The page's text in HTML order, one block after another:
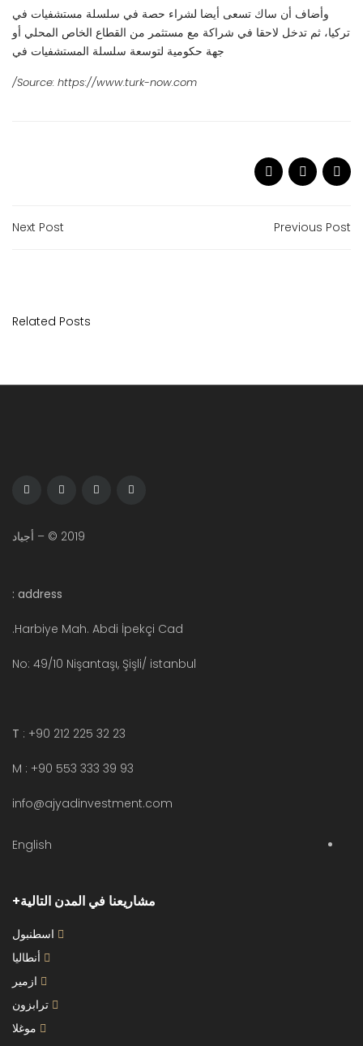
وأضاف أن ساك تسعى أيضا لشراء حصة في سلسلة مستشفيات في
تركيا، ثم تدخل لاحقا في شراكة مع مستثمر من القطاع الخاص المحلي أو
جهة حكومية لتوسعة سلسلة المستشفيات في
Source: https://www.turk-now.com/
Previous Post
Next Post
Related Posts
2019 © – أجياد
address :
Harbiye Mah. Abdi İpekçi Cad.
No: 49/10 Nişantaşı, Şişli/ istanbul
T : +90 212 225 32 23
M : +90 553 333 39 93
info@ajyadinvestment.com
English
مشاريعنا في المدن التالية
اسطنبول
أنطاليا
ازمير
ترابزون
موغلا